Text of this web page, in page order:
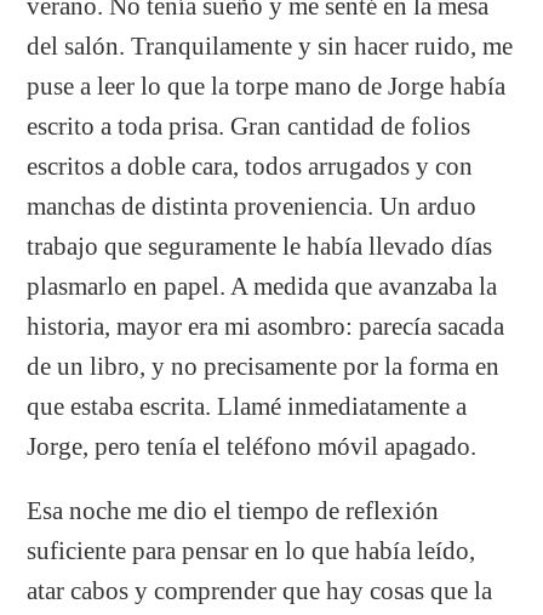
del salón. Tranquilamente y sin hacer ruido, me
puse a leer lo que la torpe mano de Jorge había
escrito a toda prisa. Gran cantidad de folios
escritos a doble cara, todos arrugados y con
manchas de distinta proveniencia. Un arduo
trabajo que seguramente le había llevado días
plasmarlo en papel. A medida que avanzaba la
historia, mayor era mi asombro: parecía sacada
de un libro, y no precisamente por la forma en
que estaba escrita. Llamé inmediatamente a
Jorge, pero tenía el teléfono móvil apagado.
Esa noche me dio el tiempo de reflexión
suficiente para pensar en lo que había leído,
atar cabos y comprender que hay cosas que la